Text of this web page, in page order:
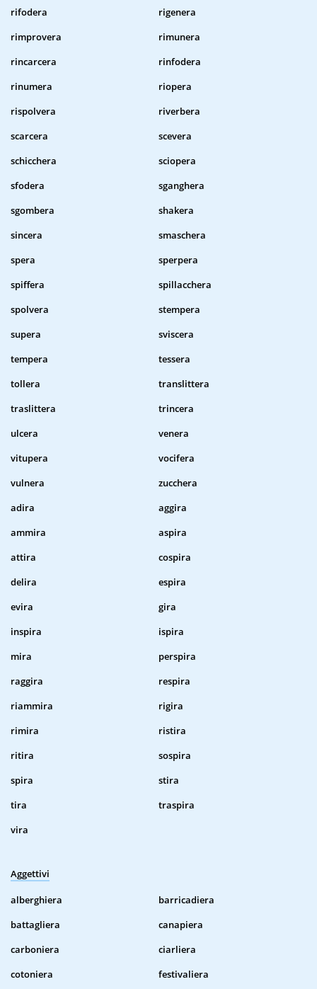
rifodera
rigenera
rimprovera
rimunera
rincarcera
rinfodera
rinumera
riopera
rispolvera
riverbera
scarcera
scevera
schicchera
sciopera
sfodera
sganghera
sgombera
shakera
sincera
smaschera
spera
sperpera
spiffera
spillacchera
spolvera
stempera
supera
sviscera
tempera
tessera
tollera
translittera
traslittera
trincera
ulcera
venera
vitupera
vocifera
vulnera
zucchera
adira
aggira
ammira
aspira
attira
cospira
delira
espira
evira
gira
inspira
ispira
mira
perspira
raggira
respira
riammira
rigira
rimira
ristira
ritira
sospira
spira
stira
tira
traspira
vira
Aggettivi
alberghiera
barricadiera
battagliera
canapiera
carboniera
ciarliera
cotoniera
festivaliera